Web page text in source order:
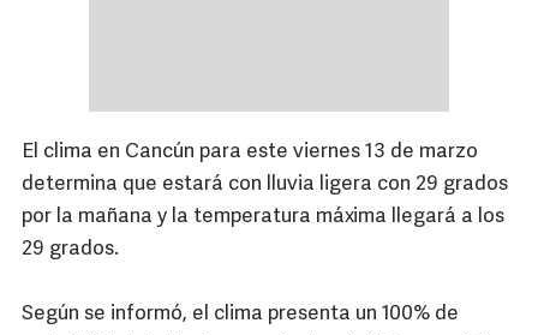
El clima en Cancún para este viernes 13 de marzo
determina que estará con lluvia ligera con 29 grados
por la mañana y la temperatura máxima llegará a los
29 grados.
Según se informó, el clima presenta un 100% de